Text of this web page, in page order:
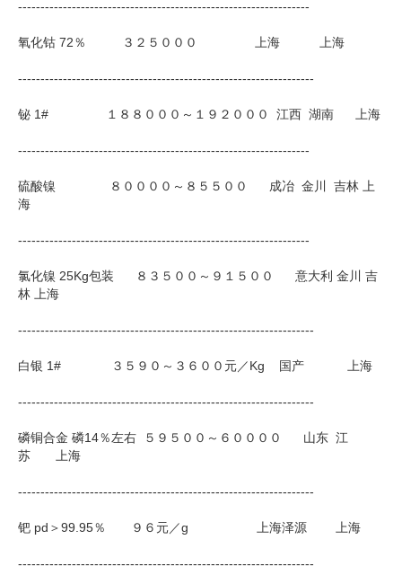
-----------------------------------------------------------------
氧化钴 72％ ３２５０００ 上海 上海
------------------------------------------------------------------
铋 1# １８８０００～１９２０００ 江西 湖南 上海
-----------------------------------------------------------------
硫酸镍 ８００００～８５５００ 成冶 金川 吉林 上
海
-----------------------------------------------------------------
氯化镍 25Kg包装 ８３５００～９１５００ 意大利 金川 吉
林 上海
------------------------------------------------------------------
白银 1# ３５９０～３６００元／Kg 国产 上海
------------------------------------------------------------------
磷铜合金 磷14％左右 ５９５００～６００００ 山东 江
苏 上海
------------------------------------------------------------------
钯 pd＞99.95％ ９６元／g 上海泽源 上海
------------------------------------------------------------------